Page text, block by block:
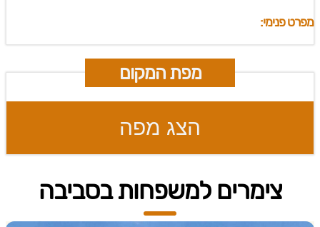
מפרט פנימי:
מפת המקום
הצג מפה
צימרים למשפחות בסביבה